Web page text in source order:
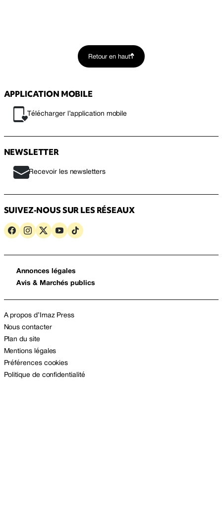
Retour en haut
APPLICATION MOBILE
Télécharger l’application mobile
NEWSLETTER
Recevoir les newsletters
SUIVEZ-NOUS SUR LES RÉSEAUX
Annonces légales
Avis & Marchés publics
A propos d’Imaz Press
Nous contacter
Plan du site
Mentions légales
Préférences cookies
Politique de confidentialité